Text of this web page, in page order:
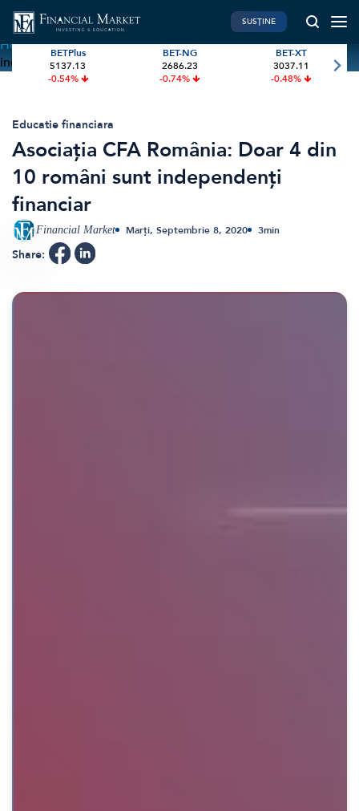
Home»Asociația CFA România: Doar 4 din 10 români sunt
independenți financiar
PIATA DE CAPITAL
Investiții
International
BVB Recap
Bursa
Acțiunea Zilei
Brokeri
FINANTE PERSONALE
Pensie & taxe
Credite
Start-Up
FINTECH
SUSȚINE
BETPlus
5137.13
-0.54%
BET-NG
2686.23
-0.74%
BET-XT
3037.11
-0.48%
Educatie financiara
Asociația CFA România: Doar 4 din
10 români sunt independenți
financiar
Financial Market Marți, Septembrie 8, 2020 3min
Share: